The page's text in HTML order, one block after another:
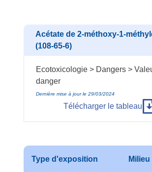
Acétate de 2-méthoxy-1-
(108-65-6)
Ecotoxicologie > Dangers >
danger
Dernière mise à jour le 29/03/2024
Télécharger le tableau
Type d'exposition Milieu